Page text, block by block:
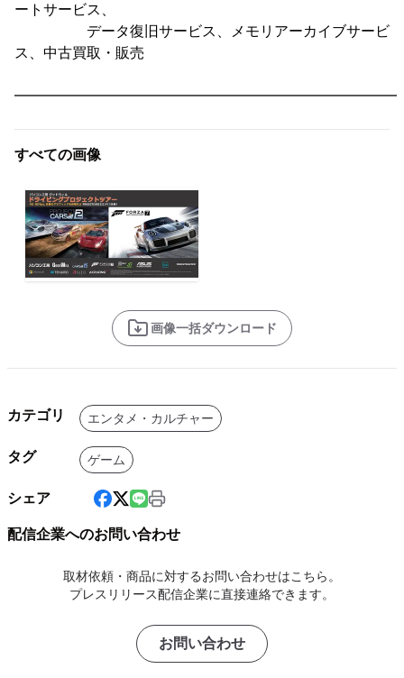
ートサービス、
データ復旧サービス、メモリアーカイブサービ
ス、中古買取・販売
すべての画像
画像一括ダウンロード
カテゴリ エンタメ・カルチャー
タグ ゲーム
シェア
配信企業へのお問い合わせ
取材依頼・商品に対するお問い合わせはこちら。
プレスリリース配信企業に直接連絡できます。
お問い合わせ